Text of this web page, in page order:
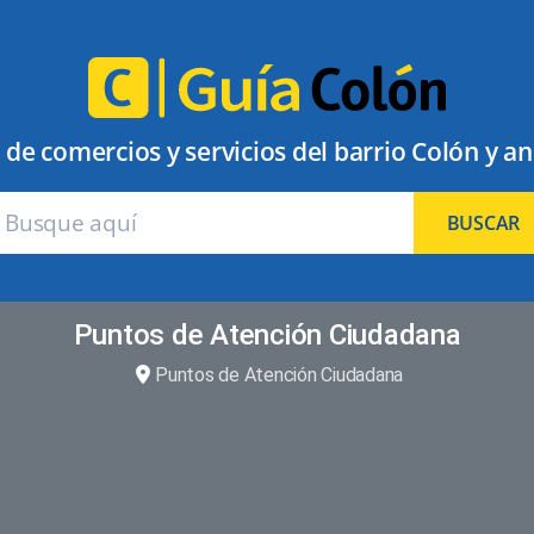
de comercios y servicios del barrio Colón y
BUSCAR
Puntos de Atención Ciudadana
Puntos de Atención Ciudadana